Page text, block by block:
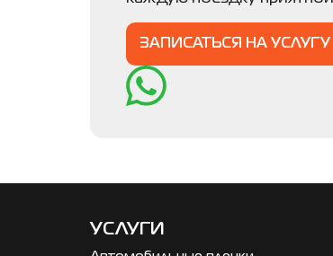
ЗАПИСАТЬСЯ НА УСЛУГУ
УСЛУГИ